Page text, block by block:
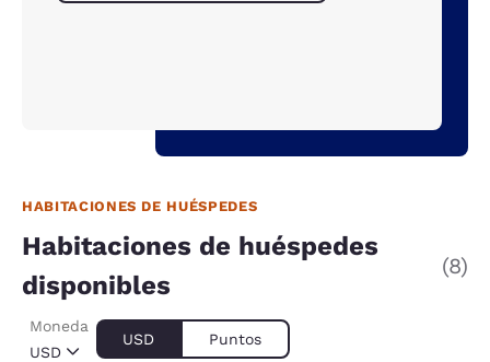
HABITACIONES DE HUÉSPEDES
Habitaciones de huéspedes
disponibles
(8)
USD
Moneda
USD Puntos